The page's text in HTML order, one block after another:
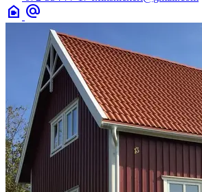
camera_indoor alternate_email